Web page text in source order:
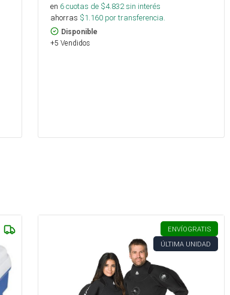
en 6cuotas de $4.832sin interés
ahorras $1.160 por transferencia.
Disponible
+5 Vendidos
ENVÍOGRATIS
ÚLTIMA UNIDAD